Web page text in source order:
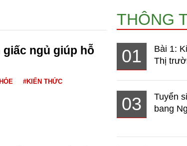
giấc ngủ giúp hỗ
#KIẾN THỨC
THÔNG
01
Bài 1:
Thị
03
Tuyển
bang